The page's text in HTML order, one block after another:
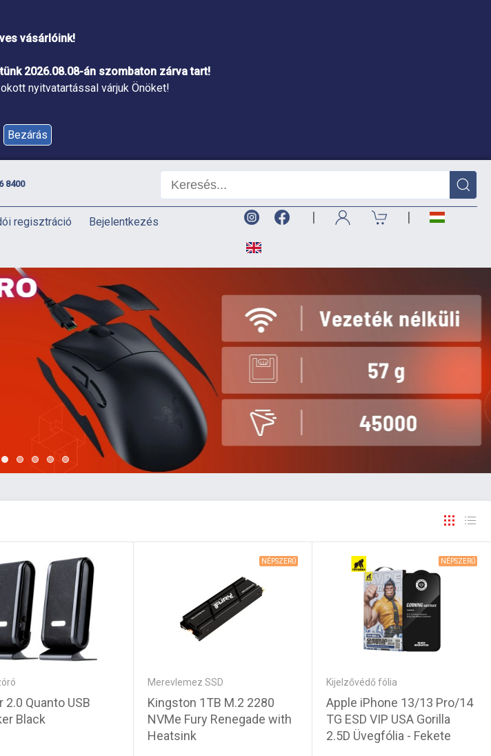
vásárlóink!
2026.08.08-án szombaton zárva tart!
nyitvatartással várjuk Önöket!
Bezárás
8400
regisztráció Bejelentkezés | |
2.0 Quanto USB
Black
NÉPSZERŰ
Merevlemez SSD
Kingston 1TB M.2 2280
NVMe Fury Renegade with
Heatsink
NÉPSZERŰ
Kijelzővédő fólia
Apple iPhone 13/13 Pro/14
TG ESD VIP USA Gorilla
2.5D Üvegfólia - Fekete